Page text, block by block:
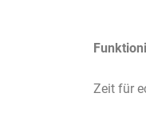
Zeit für